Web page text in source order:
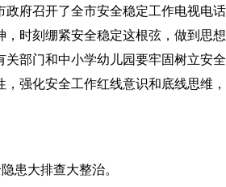
府召开了全市安全稳定工作电视电
时刻绷紧安全稳定这根弦，做到思
部门和中小学幼儿园要牢固树立安
强化安全工作红线意识和底线思维
大排查大整治。